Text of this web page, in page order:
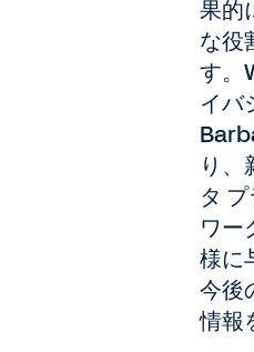
果的
な役
す。
イバ
り、
タ
ワー
様に
今後
情報